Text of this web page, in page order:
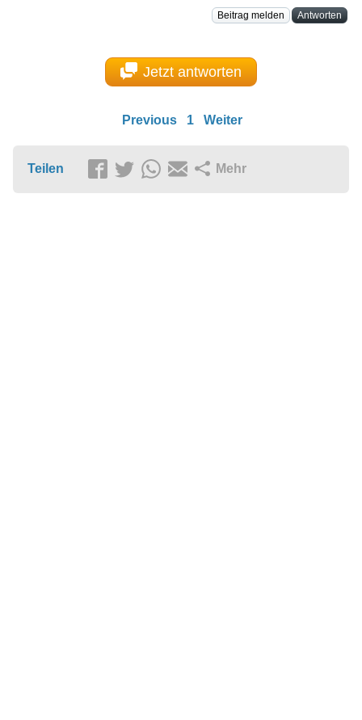
Beitrag melden Antworten
Jetzt antworten
Previous 1 Weiter
Teilen Mehr